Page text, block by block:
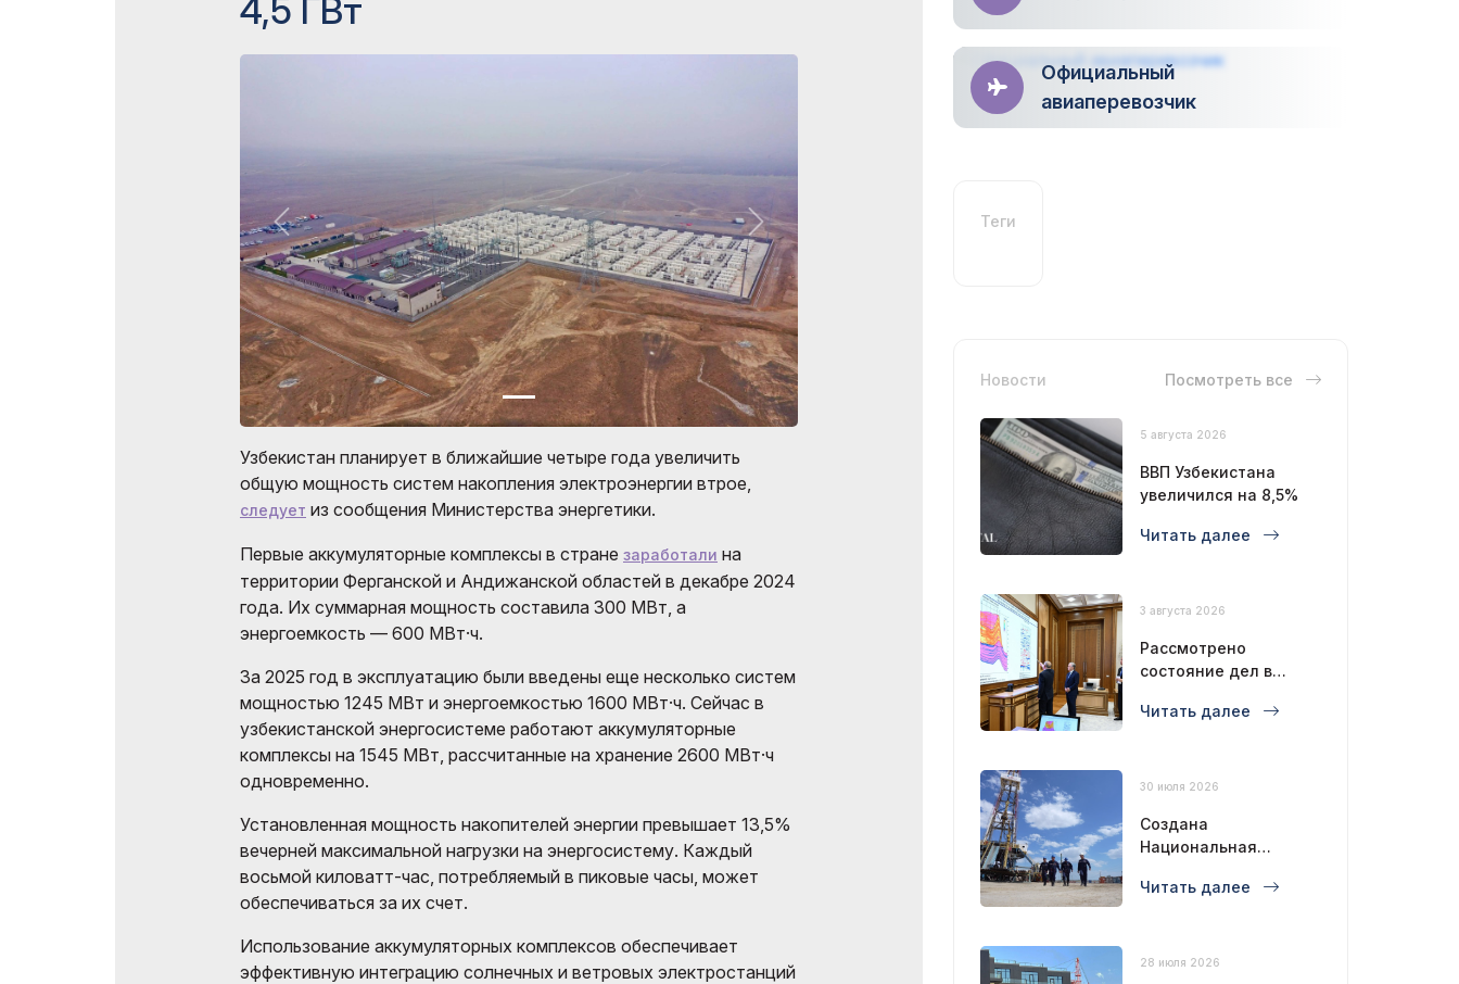
Программа мероприятий
выставках
4,5 ГВт
Узбекистан планирует в ближайшие четыре года увеличить
общую мощность систем накопления электроэнергии втрое,
следует из сообщения Министерства энергетики.
Первые аккумуляторные комплексы в стране заработали на
территории Ферганской и Андижанской областей в декабре 2024
года. Их суммарная мощность составила 300 МВт, а
энергоемкость — 600 МВт·ч.
За 2025 год в эксплуатацию были введены еще несколько систем
мощностью 1245 МВт и энергоемкостью 1600 МВт·ч. Сейчас в
узбекистанской энергосистеме работают аккумуляторные
комплексы на 1545 МВт, рассчитанные на хранение 2600 МВт·ч
одновременно.
Установленная мощность накопителей энергии превышает 13,5%
вечерней максимальной нагрузки на энергосистему. Каждый
восьмой киловатт-час, потребляемый в пиковые часы, может
обеспечиваться за их счет.
Использование аккумуляторных комплексов обеспечивает
эффективную интеграцию солнечных и ветровых электростанций
Официальный
авиаперевозчик
Теги
Новости Посмотреть все
5 августа 2026
ВВП Узбекистана
увеличился на 8,5%
Читать далее
3 августа 2026
Рассмотрено
состояние дел в
отрасли
Читать далее
30 июля 2026
Создана
Национальная
Читать далее
28 июля 2026